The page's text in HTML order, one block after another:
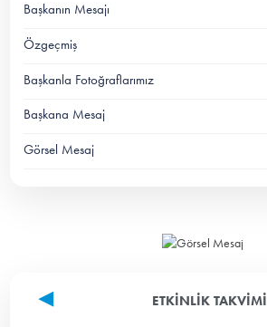
Başkanın Mesajı
Özgeçmiş
Başkanla Fotoğraflarımız
Başkana Mesaj
Görsel Mesaj
ETKINLIK TAKVIMI